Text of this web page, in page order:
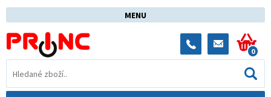
MENU
0